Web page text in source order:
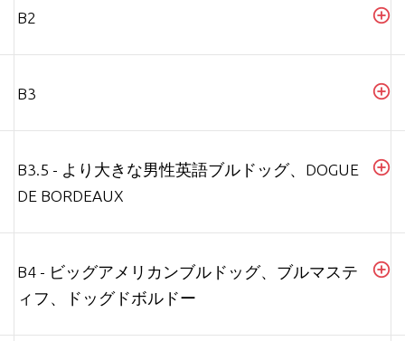
B2
B3
B3.5 - より大きな男性英語ブルドッグ、DOGUE
DE BORDEAUX
B4 - ビッグアメリカンブルドッグ、ブルマステ
ィフ、ドッグドボルドー